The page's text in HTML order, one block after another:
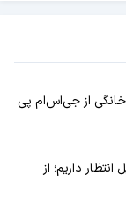
داریم؛ از